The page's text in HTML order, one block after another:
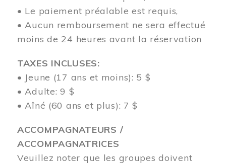
• Le paiement préalable est requis,
• Aucun remboursement ne sera effectué
moins de 24 heures avant la réservation
TAXES INCLUSES:
• Jeune (17 ans et moins): 5 $
• Adulte: 9 $
• Aîné (60 ans et plus): 7 $
ACCOMPAGNATEURS /
ACCOMPAGNATRICES
Veuillez noter que les groupes doivent